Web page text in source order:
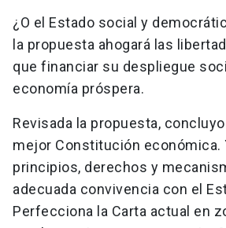
¿O el Estado social y
la propuesta ahogará las
que financiar su despliegue
economía próspera.
Revisada la propuesta,
mejor Constitución económica.
principios, derechos y
adecuada convivencia con el
Perfecciona la Carta actual en